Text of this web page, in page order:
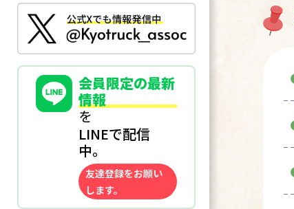
会員限定の最新
情報
を
LINEで配信
中。
友達登録をお願い
します。